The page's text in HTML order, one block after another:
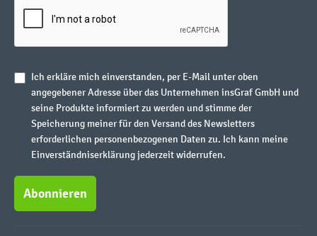
Ich erkläre mich einverstanden, per E-Mail unter oben
angegebener Adresse über das Unternehmen insGraf GmbH und
seine Produkte informiert zu werden und stimme der
Speicherung meiner für den Versand des Newsletters
erforderlichen personenbezogenen Daten zu. Ich kann meine
Einverständniserklärung jederzeit widerrufen.
Abonnieren